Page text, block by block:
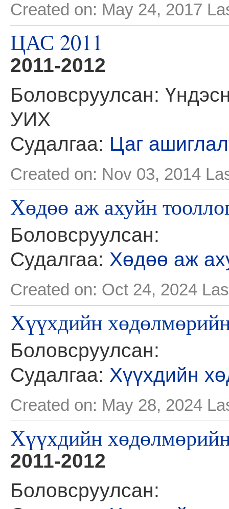
Created on: May 24, 2017
ЦАС 2011
2011-2012
Боловсруулсан:
УИХ
Судалгаа: Цаг
Created on: Nov 03, 2014
Хөдөө аж ахуйн
Боловсруулсан:
Судалгаа: Хөдөө аж
Created on: Oct 24, 2024
Хүүхдийн
Боловсруулсан:
Судалгаа: Хүүхдийн
Created on: May 28, 2024
Хүүхдийн
2011-2012
Боловсруулсан: